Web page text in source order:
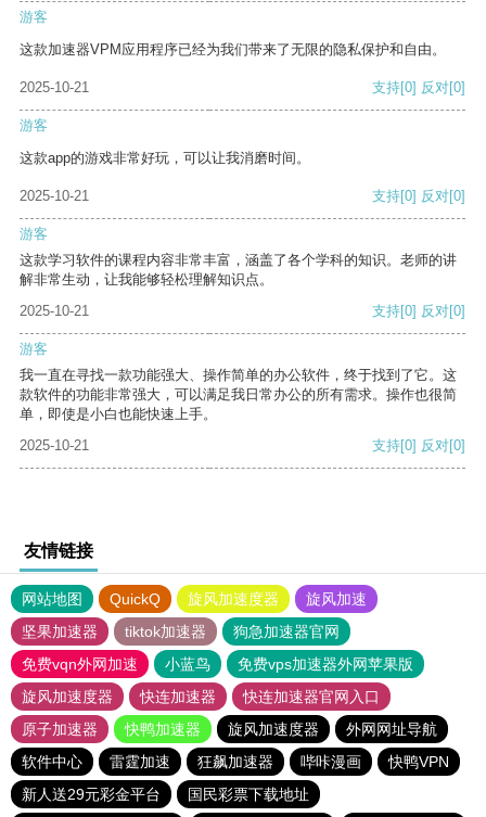
游客
这款加速器VPM应用程序已经为我们带来了无限的隐私保护和自由。
2025-10-21 支持[0] 反对[0]
游客
这款app的游戏非常好玩，可以让我消磨时间。
2025-10-21 支持[0] 反对[0]
游客
这款学习软件的课程内容非常丰富，涵盖了各个学科的知识。老师的讲
解非常生动，让我能够轻松理解知识点。
2025-10-21
支持[0] 反对[0]
游客
我一直在寻找一款功能强大、操作简单的办公软件，终于找到了它。这
款软件的功能非常强大，可以满足我日常办公的所有需求。操作也很简
单，即使是小白也能快速上手。
2025-10-21
支持[0] 反对[0]
友情链接
网站地图 QuickQ 旋风加速度器
旋风加速
坚果加速器
tiktok加速器
狗急加速器官网
免费vqn外网加速
小蓝鸟
免费vps加速器外网苹果版
旋风加速度器
快连加速器
快连加速器官网入口
原子加速器
快鸭加速器 旋风加速度器
外网网址导航
软件中心
雷霆加速 狂飙加速器 哔咔漫画
快鸭VPN
新人送29元彩金平台
国民彩票下载地址